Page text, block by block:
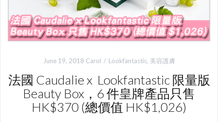
June 19, 2018 Carol Lookfantastic, 美容護膚
法國 Caudalie x Lookfantastic 限量版
Beauty Box，6 件皇牌產品只售
HK$370 (總價值 HK$1,026)